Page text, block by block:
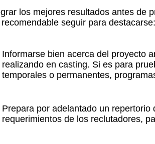
los mejores resultados antes de
seguir para destacarse:
Informarse bien acerca del proyecto
realizando en casting. Si es para
temporales o permanentes,
Prepara por adelantado un
requerimientos de los reclutadores,